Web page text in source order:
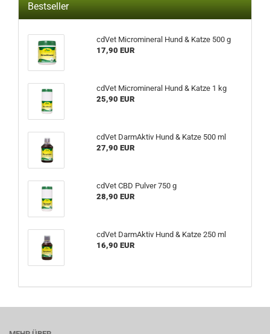
Bestseller
cdVet Micromineral Hund & Katze 500 g
17,90 EUR
cdVet Micromineral Hund & Katze 1 kg
25,90 EUR
cdVet DarmAktiv Hund & Katze 500 ml
27,90 EUR
cdVet CBD Pulver 750 g
28,90 EUR
cdVet DarmAktiv Hund & Katze 250 ml
16,90 EUR